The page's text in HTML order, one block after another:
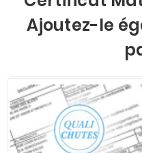
Ajoutez-le